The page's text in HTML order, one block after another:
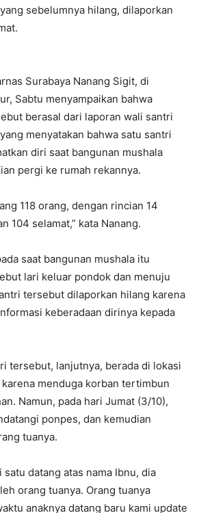
sebelumnya hilang, dilaporkan
Surabaya Nanang Sigit, di
Sabtu menyampaikan bahwa
berasal dari laporan wali santri
menyatakan bahwa satu santri
diri saat bangunan mushala
pergi ke rumah rekannya.
118 orang, dengan rincian 14
104 selamat,” kata Nanang.
saat bangunan mushala itu
lari keluar pondok dan menuju
tersebut dilaporkan hilang karena
keberadaan dirinya kepada
tersebut, lanjutnya, berada di lokasi
menduga korban tertimbun
Namun, pada hari Jumat (3/10),
ponpes, dan kemudian
tuanya.
satu datang atas nama Ibnu, dia
orang tuanya. Orang tuanya
anaknya datang baru kami update